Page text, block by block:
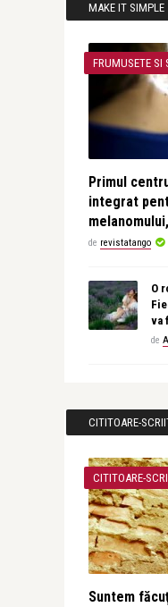
MAKE IT SIMPLE
FRUMUSETE SI
Primul
integrat
de revistatango
O
va
de
CITITOARE-
CITITOARE-
Suntem